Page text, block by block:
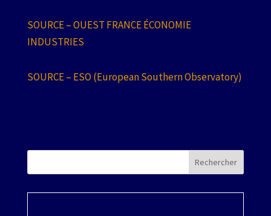
SOURCE – OUEST FRANCE ÉCONOMIE
INDUSTRIES
SOURCE – ESO (European Southern Observatory)
Rechercher